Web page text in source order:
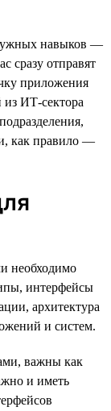
навыков —
сразу отправят
приложения
из ИТ-сектора
как правило —
необходимо
интерфейсы
архитектура
и систем.
важны как
и иметь